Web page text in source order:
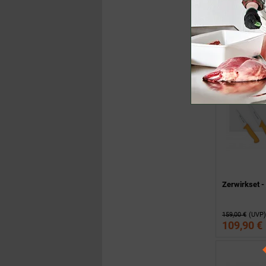
(UVP)
60,00 €
Zerwirkset -
159,00 € (UVP)
109,90 €